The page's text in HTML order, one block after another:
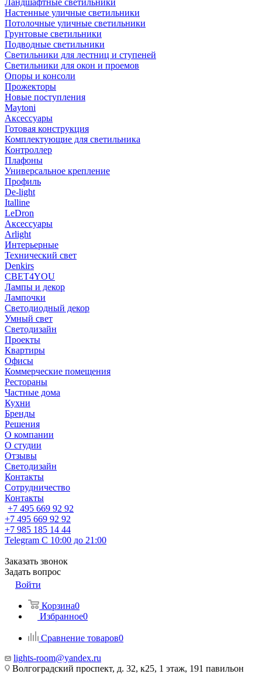
Ландшафтные светильники
Настенные уличные светильники
Потолочные уличные светильники
Грунтовые светильники
Подводные светильники
Светильники для лестниц и ступеней
Светильники для окон и проемов
Опоры и консоли
Прожекторы
Новые поступления
Maytoni
Аксессуары
Готовая конструкция
Комплектующие для светильника
Контроллер
Плафоны
Универсальное крепление
Профиль
De-light
Italline
LeDron
Аксессуары
Arlight
Интерьерные
Технический свет
Denkirs
СВЕТ4YOU
Лампы и декор
Лампочки
Светодиодный декор
Умный свет
Светодизайн
Проекты
Квартиры
Офисы
Коммерческие помещения
Рестораны
Частные дома
Кухни
Бренды
Решения
О компании
О студии
Отзывы
Светодизайн
Контакты
Сотрудничество
Контакты
+7 495 669 92 92
+7 495 669 92 92
+7 985 185 14 44
Telegram С 10:00 до 21:00
Заказать звонок
Задать вопрос
Войти
Корзина0
Избранное0
Сравнение товаров0
lights-room@yandex.ru
Волгоградский проспект, д. 32, к25, 1 этаж, 191 павильон